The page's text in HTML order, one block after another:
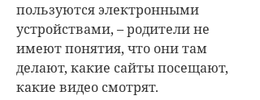
пользуются электронными
устройствами, – родители не
имеют понятия, что они там
делают, какие сайты посещают,
какие видео смотрят.